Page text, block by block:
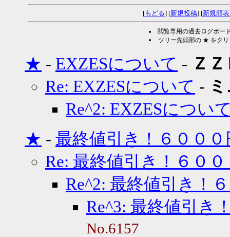
[もどる] [新規投稿] [新規順
閲覧専用の過去ログボー
ツリー先頭部の ★ をク
★ - EXZESについて - Ｚ
Re: EXZESについて -
Re^2: EXZESについ
★ - 最終値引き！６０００
Re: 最終値引き！６０
Re^2: 最終値引き！
Re^3: 最終値引き
No.6157